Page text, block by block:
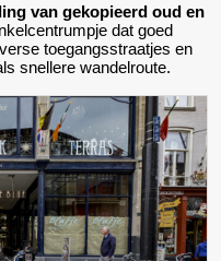
van gekopieerd oud en
dat goed
toegangsstraatjes en
snellere wandelroute.